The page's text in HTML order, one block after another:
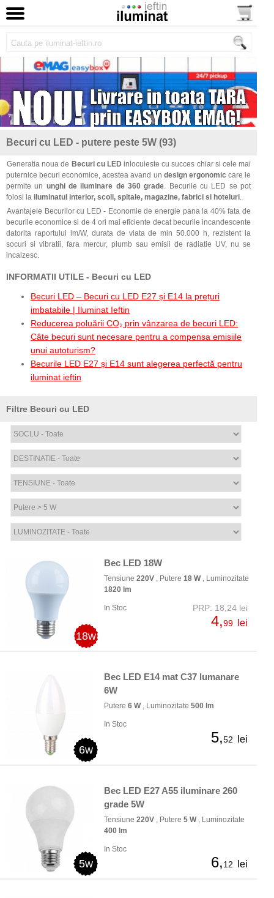
Becuri cu LED - putere peste 5W (93)
Generatia noua de Becuri cu LED inlocuieste cu succes chiar si cele mai
puternice becuri economice, acestea avand un design ergonomic care le
permite un unghi de iluminare de 360 grade. Becurile cu LED se pot
folosi la iluminatul interior, scoli, spitale, magazine, fabrici si hoteluri.
Avantajele Becurilor cu LED - Economie de energie pana la 40% fata de
becurile economice si de 4 ori mai eficiente decat becurile incandescente
datorita raportului lm/W, durata de viata de min 50.000 h, rezistent la
socuri si vibratii, fara mercur, plumb sau emisii de radiatie UV, nu se
incalzesc.
INFORMATII UTILE - Becuri cu LED
Becuri LED – Becuri cu LED E27 și E14 la prețuri
imbatabile | Iluminat Ieftin
Reducerea poluării CO₂ prin vânzarea de becuri LED:
Câte becuri sunt necesare pentru a compensa emisiile
unui autoturism?
Becurile LED E27 și E14 sunt alegerea perfectă pentru
iluminat ieftin
Filtre Becuri cu LED
18w
Bec LED 18W
Tensiune 220V , Putere 18 W, Luminozitate
1820 lm
In Stoc PRP: 18,24 lei
4,99 lei
6w
Bec LED E14 mat C37 lumanare
6W
Putere 6 W, Luminozitate 500 lm
In Stoc
5,52 lei
5w
Bec LED E27 A55 iluminare 260
grade 5W
Tensiune 220V , Putere 5 W, Luminozitate
400 lm
In Stoc
6,12 lei